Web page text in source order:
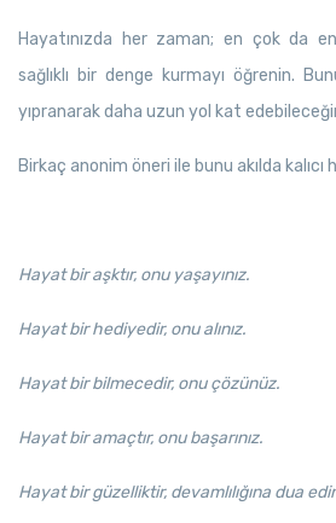
Hayatınızda her zaman; en çok da
sağlıklı bir denge kurmayı öğrenin.
yıpranarak daha uzun yol kat
Birkaç anonim öneri ile bunu akılda kalıcı
Hayat bir aşktır, onu yaşayınız.
Hayat bir hediyedir, onu alınız.
Hayat bir bilmecedir, onu çözünüz.
Hayat bir amaçtır, onu başarınız.
Hayat bir güzelliktir, devamlılığına dua